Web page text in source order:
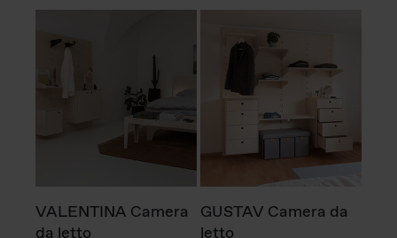
VALENTINA Camera
da letto
GUSTAV Camera da
letto